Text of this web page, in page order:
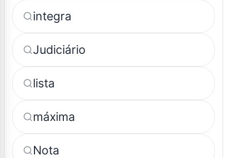
integra
Judiciário
lista
máxima
Nota